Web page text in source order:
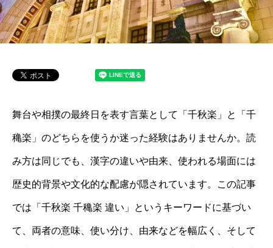
舞台や相撲の最終日を表す言葉として「千秋楽」と「千
穐楽」のどちらを使うか迷った経験はありませんか。読
み方は同じでも、漢字の違いや由来、使われる場面には
歴史的背景や文化的な配慮が隠されています。この記事
では「千秋楽 千穐楽 違い」というキーワードに基づい
て、両者の意味、使い分け、由来などを幅広く、そして